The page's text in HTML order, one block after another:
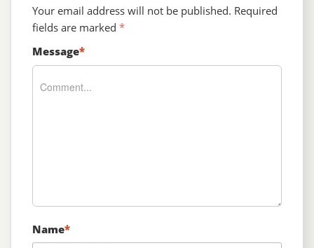
Your email address will not be published. Required
fields are marked *
Message*
Name*